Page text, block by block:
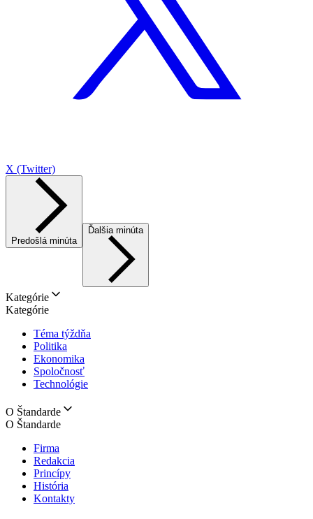
X (Twitter)
Predošlá minúta
Ďalšia minúta
Kategórie
Kategórie
Téma týždňa
Politika
Ekonomika
Spoločnosť
Technológie
O Štandarde
O Štandarde
Firma
Redakcia
Princípy
História
Kontakty